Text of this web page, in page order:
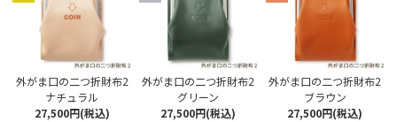
外がま口の二つ折財布2
ナチュラル
27,500円(税込)
外がま口の二つ折財布2
グリーン
27,500円(税込)
外がま口の二つ折財布2
ブラウン
27,500円(税込)